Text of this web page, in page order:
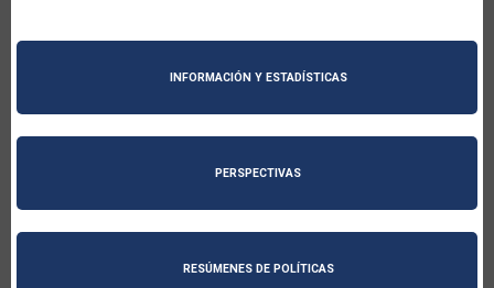
INFORMACIÓN Y ESTADÍSTICAS
PERSPECTIVAS
RESÚMENES DE POLÍTICAS